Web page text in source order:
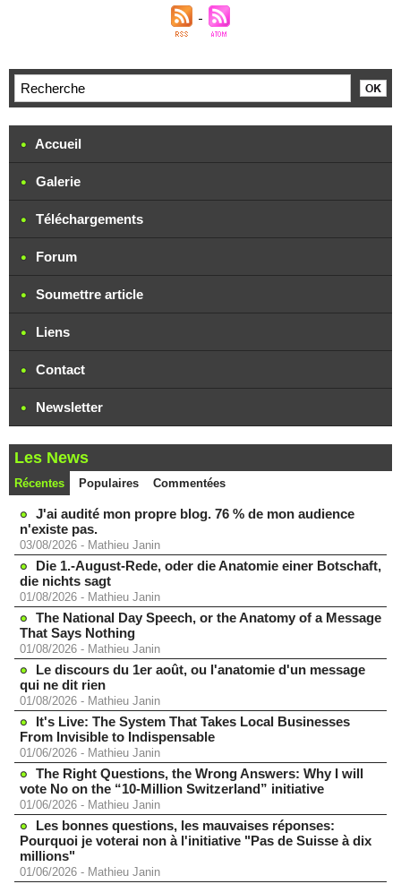
Accueil
Galerie
Téléchargements
Forum
Soumettre article
Liens
Contact
Newsletter
Les News
Récentes Populaires Commentées
J'ai audité mon propre blog. 76 % de mon audience
n'existe pas.
03/08/2026 - Mathieu Janin
Die 1.-August-Rede, oder die Anatomie einer Botschaft,
die nichts sagt
01/08/2026 - Mathieu Janin
The National Day Speech, or the Anatomy of a Message
That Says Nothing
01/08/2026 - Mathieu Janin
Le discours du 1er août, ou l'anatomie d'un message
qui ne dit rien
01/08/2026 - Mathieu Janin
It's Live: The System That Takes Local Businesses
From Invisible to Indispensable
01/06/2026 - Mathieu Janin
The Right Questions, the Wrong Answers: Why I will
vote No on the “10-Million Switzerland” initiative
01/06/2026 - Mathieu Janin
Les bonnes questions, les mauvaises réponses:
Pourquoi je voterai non à l'initiative "Pas de Suisse à dix
millions"
01/06/2026 - Mathieu Janin